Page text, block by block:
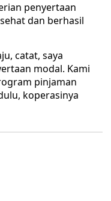
penyertaan
dan berhasil
catat, saya
modal. Kami
pinjaman
koperasinya